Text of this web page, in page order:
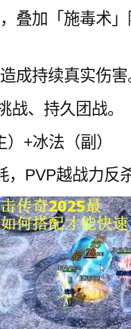
叠加「施毒术
成持续真实伤害
战、持久团战。
+冰法（副）
，PVP越战力反